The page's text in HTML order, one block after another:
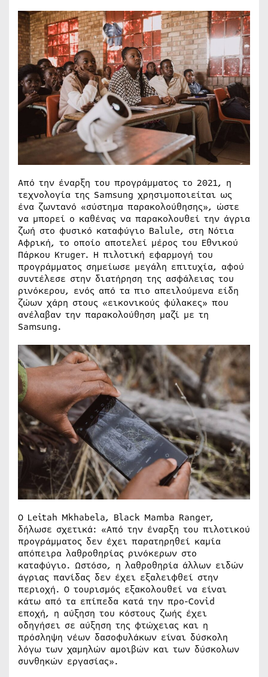
Από την έναρξη του προγράμματος το 2021, η
τεχνολογία της Samsung χρησιμοποιείται ως
ένα ζωντανό «σύστημα παρακολούθησης», ώστε
να μπορεί ο καθένας να παρακολουθεί την άγρια
ζωή στο φυσικό καταφύγιο Balule, στη Νότια
Αφρική, το οποίο αποτελεί μέρος του Εθνικού
Πάρκου Kruger. Η πιλοτική εφαρμογή του
προγράμματος σημείωσε μεγάλη επιτυχία, αφού
συντέλεσε στην διατήρηση της ασφάλειας του
ρινόκερου, ενός από τα πιο απειλούμενα είδη
ζώων χάρη στους «εικονικούς φύλακες» που
ανέλαβαν την παρακολούθηση μαζί με τη
Samsung.
Ο Leitah Mkhabela, Black Mamba Ranger,
δήλωσε σχετικά: «Από την έναρξη του πιλοτικού
προγράμματος δεν έχει παρατηρηθεί καμία
απόπειρα λαθροθηρίας ρινόκερων στο
καταφύγιο. Ωστόσο, η λαθροθηρία άλλων ειδών
άγριας πανίδας δεν έχει εξαλειφθεί στην
περιοχή. Ο τουρισμός εξακολουθεί να είναι
κάτω από τα επίπεδα κατά την προ-Covid
εποχή, η αύξηση του κόστους ζωής έχει
οδηγήσει σε αύξηση της φτώχειας και η
πρόσληψη νέων δασοφυλάκων είναι δύσκολη
λόγω των χαμηλών αμοιβών και των δύσκολων
συνθηκών εργασίας».